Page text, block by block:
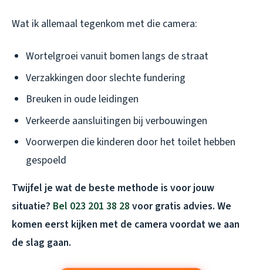
Wat ik allemaal tegenkom met die camera:
Wortelgroei vanuit bomen langs de straat
Verzakkingen door slechte fundering
Breuken in oude leidingen
Verkeerde aansluitingen bij verbouwingen
Voorwerpen die kinderen door het toilet hebben
gespoeld
Twijfel je wat de beste methode is voor jouw
situatie? Bel 023 201 38 28 voor gratis advies. We
komen eerst kijken met de camera voordat we aan
de slag gaan.